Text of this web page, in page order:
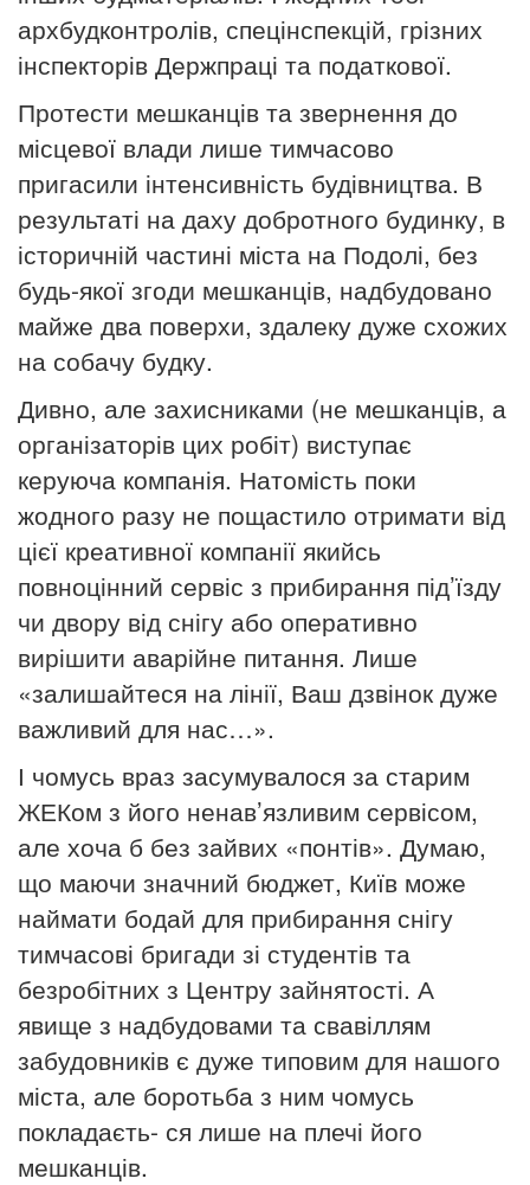
архбудконтролів, спецінспекцій, грізних
інспекторів Держпраці та податкової.
Протести мешканців та звернення до
місцевої влади лише тимчасово
пригасили інтенсивність будівництва. В
результаті на даху добротного будинку, в
історичній частині міста на Подолі, без
будь-якої згоди мешканців, надбудовано
майже два поверхи, здалеку дуже схожих
на собачу будку.
Дивно, але захисниками (не мешканців, а
організаторів цих робіт) виступає
керуюча компанія. Натомість поки
жодного разу не пощастило отримати від
цієї креативної компанії якийсь
повноцінний сервіс з прибирання під’їзду
чи двору від снігу або оперативно
вирішити аварійне питання. Лише
«залишайтеся на лінії, Ваш дзвінок дуже
важливий для нас…».
І чомусь враз засумувалося за старим
ЖЕКом з його ненав’язливим сервісом,
але хоча б без зайвих «понтів». Думаю,
що маючи значний бюджет, Київ може
наймати бодай для прибирання снігу
тимчасові бригади зі студентів та
безробітних з Центру зайнятості. А
явище з надбудовами та свавіллям
забудовників є дуже типовим для нашого
міста, але боротьба з ним чомусь
покладаєть- ся лише на плечі його
мешканців.